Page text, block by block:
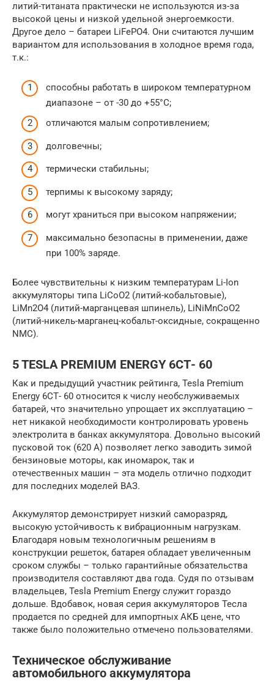
литий-титаната практически не используются из-за
высокой цены и низкой удельной энергоемкости.
Другое дело – батареи LiFePO4. Они считаются лучшим
вариантом для использования в холодное время года,
т.к.:
способны работать в широком температурном
диапазоне – от -30 до +55°C;
отличаются малым сопротивлением;
долговечны;
термически стабильны;
терпимы к высокому заряду;
могут храниться при высоком напряжении;
максимально безопасны в применении, даже
при 100% заряде.
Более чувствительны к низким температурам Li-Ion
аккумуляторы типа LiCoO2 (литий-кобальтовые),
LiMn2O4 (литий-марганцевая шпинель), LiNiMnCoO2
(литий-никель-марганец-кобальт-оксидные, сокращенно
NMC).
5 TESLA PREMIUM ENERGY 6СТ- 60
Как и предыдущий участник рейтинга, Tesla Premium
Energy 6СТ- 60 относится к числу необслуживаемых
батарей, что значительно упрощает их эксплуатацию –
нет никакой необходимости контролировать уровень
электролита в банках аккумулятора. Довольно высокий
пусковой ток (620 А) позволяет легко заводить зимой
бензиновые моторы, как иномарок, так и
отечественных машин – эта модель отлично подходит
для последних моделей ВАЗ.
Аккумулятор демонстрирует низкий саморазряд,
высокую устойчивость к вибрационным нагрузкам.
Благодаря новым технологичным решениям в
конструкции решеток, батарея обладает увеличенным
сроком службы – только гарантийные обязательства
производителя составляют два года. Судя по отзывам
владельцев, Tesla Premium Energy служит гораздо
дольше. Вдобавок, новая серия аккумуляторов Тесла
продается по средней для импортных АКБ цене, что
также было положительно отмечено пользователями.
Техническое обслуживание
автомобильного аккумулятора